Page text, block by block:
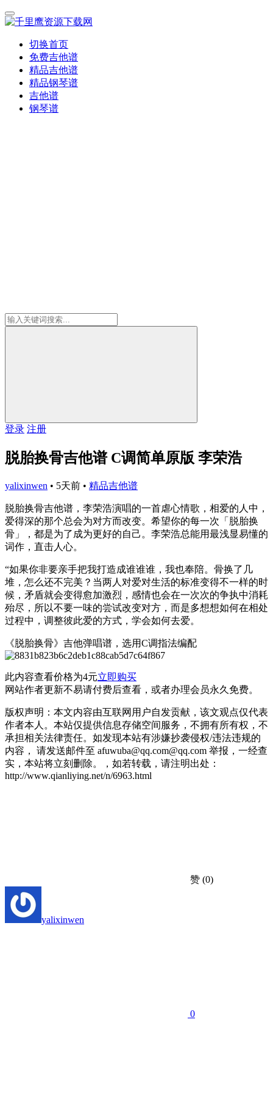
切换首页
免费吉他谱
精品吉他谱
精品钢琴谱
吉他谱
钢琴谱
登录 注册
脱胎换骨吉他谱 C调简单原版 李荣浩
yalixinwen • 5天前 • 精品吉他谱
脱胎换骨吉他谱，李荣浩演唱的一首虐心情歌，相爱的人中，
爱得深的那个总会为对方而改变。希望你的每一次「脱胎换
骨」，都是为了成为更好的自己。李荣浩总能用最浅显易懂的
词作，直击人心。
“如果你非要亲手把我打造成谁谁谁，我也奉陪。⻣换了几
堆，怎么还不完美？当两人对爱对生活的标准变得不一样的时
候，矛盾就会变得愈加激烈，感情也会在一次次的争执中消耗
殆尽，所以不要一味的尝试改变对方，而是多想想如何在相处
过程中，调整彼此爱的方式，学会如何去爱。
《脱胎换骨》吉他弹唱谱，选用C调指法编配
此内容查看价格为4元立即购买
网站作者更新不易请付费后查看，或者办理会员永久免费。
版权声明：本文内容由互联网用户自发贡献，该文观点仅代表
作者本人。本站仅提供信息存储空间服务，不拥有所有权，不
承担相关法律责任。如发现本站有涉嫌抄袭侵权/违法违规的
内容， 请发送邮件至 afuwuba@qq.com@qq.com 举报，一经查
实，本站将立刻删除。，如若转载，请注明出处：
http://www.qianliying.net/n/6963.html
赞 (0)
yalixinwen
0